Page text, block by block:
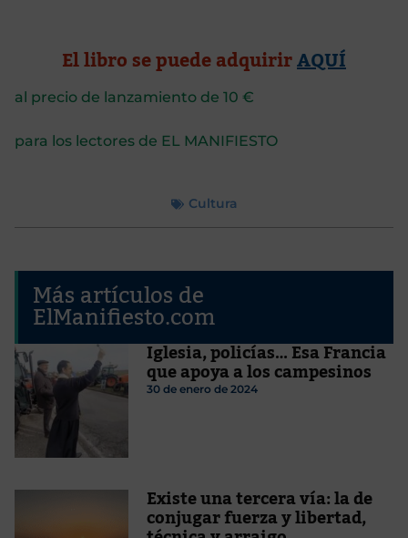
El libro se puede adquirirAQUÍ
al precio de lanzamiento de 10 €
para los lectores de EL MANIFIESTO
Cultura
Más artículos de
ElManifiesto.com
Iglesia, policías… Esa Francia
que apoya a los campesinos
30 de enero de 2024
Existe una tercera vía: la de
conjugar fuerza y libertad,